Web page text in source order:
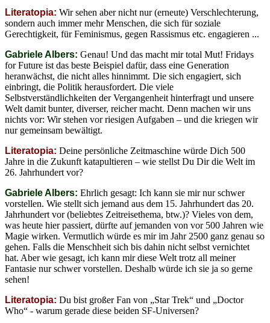
Literatopia: Wir sehen aber nicht nur (erneute) Verschlechterung,
sondern auch immer mehr Menschen, die sich für soziale
Gerechtigkeit, für Feminismus, gegen Rassismus etc. engagieren ...
Gabriele Albers: Genau! Und das macht mir total Mut! Fridays
for Future ist das beste Beispiel dafür, dass eine Generation
heranwächst, die nicht alles hinnimmt. Die sich engagiert, sich
einbringt, die Politik herausfordert. Die viele
Selbstverständlichkeiten der Vergangenheit hinterfragt und unsere
Welt damit bunter, diverser, reicher macht. Denn machen wir uns
nichts vor: Wir stehen vor riesigen Aufgaben – und die kriegen wir
nur gemeinsam bewältigt.
Literatopia: Deine persönliche Zeitmaschine würde Dich 500
Jahre in die Zukunft katapultieren – wie stellst Du Dir die Welt im
26. Jahrhundert vor?
Gabriele Albers: Ehrlich gesagt: Ich kann sie mir nur schwer
vorstellen. Wie stellt sich jemand aus dem 15. Jahrhundert das 20.
Jahrhundert vor (beliebtes Zeitreisethema, btw.)? Vieles von dem,
was heute hier passiert, dürfte auf jemanden von vor 500 Jahren wie
Magie wirken. Vermutlich würde es mir im Jahr 2500 ganz genau so
gehen. Falls die Menschheit sich bis dahin nicht selbst vernichtet
hat. Aber wie gesagt, ich kann mir diese Welt trotz all meiner
Fantasie nur schwer vorstellen. Deshalb würde ich sie ja so gerne
sehen!
Literatopia: Du bist großer Fan von „Star Trek“ und „Doctor
Who“ - warum gerade diese beiden SF-Universen?